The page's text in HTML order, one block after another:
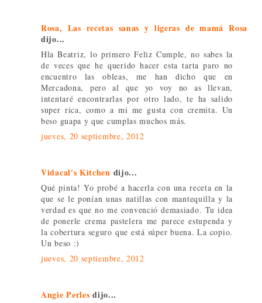
Rosa, Las recetas sanas y ligeras de mamá Rosa
dijo...
Hla Beatriz, lo primero Feliz Cumple, no sabes la
de veces que he querido hacer esta tarta paro no
encuentro las obleas, me han dicho que en
Mercadona, pero al que yo voy no as llevan,
intentaré encontrarlas por otro lado, te ha salido
super rica, como a mi me gusta con cremita. Un
beso guapa y que cumplas muchos más.
jueves, 20 septiembre, 2012
Vidacal's Kitchen dijo...
Qué pinta! Yo probé a hacerla con una receta en la
que se le ponían unas natillas con mantequilla y la
verdad es que no me convenció demasiado. Tu idea
de ponerle crema pastelera me parece estupenda y
la cobertura seguro que está súper buena. La copio.
Un beso :)
jueves, 20 septiembre, 2012
Angie Perles dijo...